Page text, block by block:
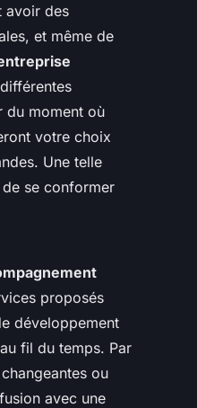
avoir des
et même de
du moment où
votre choix
Une telle
se conformer
proposés
développement
fil du temps. Par
ou
avec une